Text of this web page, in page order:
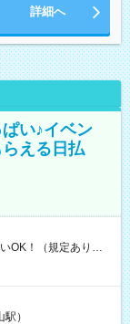
詳細へ
い♪イベン
える日払
ビニATMから 日払
）